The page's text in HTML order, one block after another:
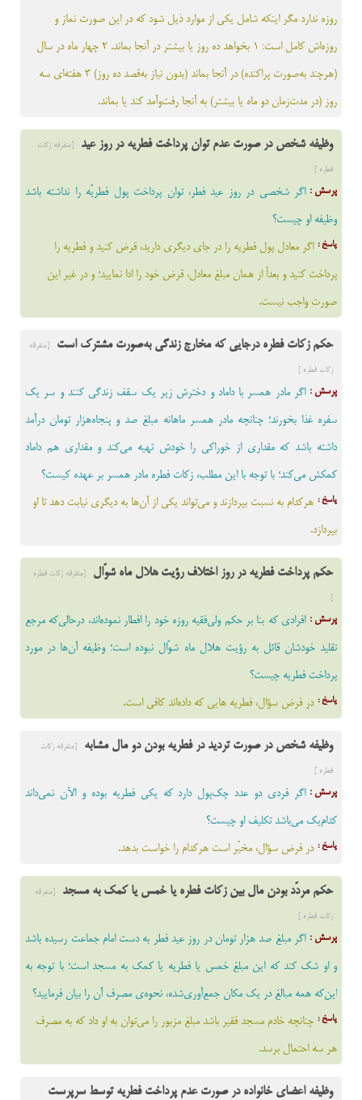
روزه ندارد مگر اینکه شامل يکي از موارد ذیل شود که در اين صورت نماز و
روزه‌اش کامل است: 1 بخواهد ده روز يا بيشتر در آنجا بماند. 2 چهار ماه در سال
(هرچند به‌صورت پراکنده) در آنجا بماند (بدون نياز به‌قصد ده روز) 3 هفته‌ای سه
روز (در مدت‌زمان دو ماه يا بيشتر) به آنجا رفت‌وآمد کند يا بماند.
وظیفه شخص در صورت عدم توان پرداخت فطریه در روز عید [متفرقه زکات
فطره ]
پرسش : اگر شخصی در روز عید فطر، توان پرداخت پول فطریّه را نداشته باشد
وظیفه او چیست؟
پاسخ : اگر معادل پول فطریه را در جای دیگری دارید، قرض کنید و فطریه را
پرداخت کنید و بعداً از همان مبلغ معادل، قرض خود را ادا نمایید؛ و در غیر این
صورت واجب نیست.
حکم زکات فطره درجایی که مخارج زندگی به‌صورت مشترک است [متفرقه
زکات فطره ]
پرسش : اگر مادر همسر با داماد و دخترش زیر یک سقف زندگی کنند و سر یک
سفره غذا بخورند؛ چنانچه مادر همسر ماهانه مبلغ صد و پنجاه‌هزار تومان درآمد
داشته باشد که مقداری از خوراکی را خودش تهیه می‌کند و مقداری هم داماد
کمکش می‌کند؛ با توجه با این مطلب، زکات فطره مادر همسر بر عهده کیست؟
پاسخ : هرکدام به نسبت بپردازند و می‌تواند يکي از آن‌ها به ديگري نيابت دهد تا او
بپردازد.
حکم پرداخت فطریه در روز اختلاف رؤیت هلال ماه شوّال [متفرقه زکات فطره
]
پرسش : افرادی که بنا بر حکم ولی‌فقیه روزه خود را افطار نموده‌اند، درحالی‌که مرجع
تقلید خودشان قائل به رؤیت هلال ماه شوّال نبوده است؛ وظیفه آن‌ها در مورد
پرداخت فطریه چیست؟
پاسخ : در فرض سؤال، فطریه هایی که داده‌اند کافی است.
وظیفه شخص در صورت تردید در فطریه بودن دو مال مشابه [متفرقه زکات
فطره ]
پرسش : اگر فردی دو عدد چک‌پول دارد که یکی فطریه بوده و الآن نمی‌داند
کدام‌یک می‌باشد تکلیف او چیست؟
پاسخ : در فرض سؤال، مخیّر است هرکدام را خواست بدهد.
حکم مردّد بودن مال بین زکات فطره یا خمس یا کمک به مسجد [متفرقه
زکات فطره ]
پرسش : اگر مبلغ صد هزار تومان در روز عید فطر به دست امام جماعت رسیده باشد
و او شک کند که این مبلغ خمس یا فطریه یا کمک به مسجد است؛ با توجه به
این‌که همه مبالغ در یک مکان جمع‌آوری‌شده، نحوه‌ی مصرف آن را بیان فرمایید؟
پاسخ : چنانچه خادم مسجد فقیر باشد مبلغ مزبور را می‌توان به او داد که به مصرف
هر سه احتمال برسد.
وظیفه اعضای خانواده در صورت عدم پرداخت فطریه توسط سرپرست